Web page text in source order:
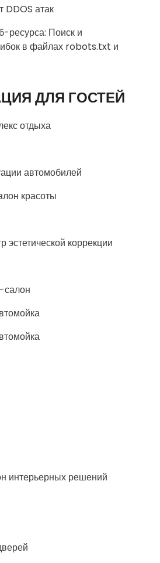
DDOS атак
ресурса: Поиск и
в файлах robots.txt и
ДЛЯ ГОСТЕЙ
отдыха
автомобилей
красоты
эстетической коррекции
интерьерных решений